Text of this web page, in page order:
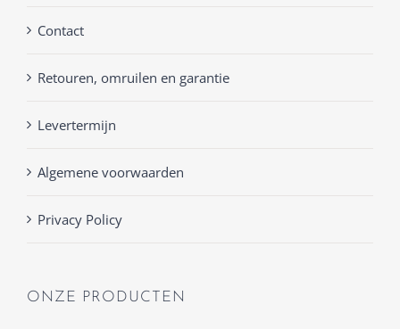
Contact
Retouren, omruilen en garantie
Levertermijn
Algemene voorwaarden
Privacy Policy
ONZE PRODUCTEN